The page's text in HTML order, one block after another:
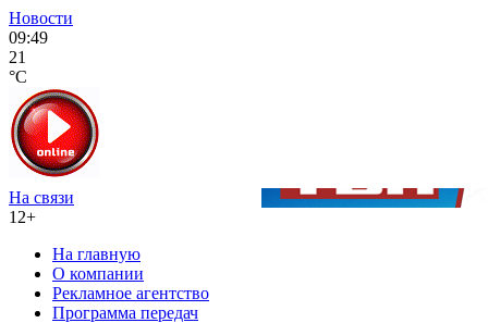
Новости
09:49
21
°C
На связи
12+
На главную
О компании
Рекламное агентство
Программа передач